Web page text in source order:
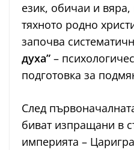
език, обичаи и вяра,
тяхното родно
започва
духа” –
подготовка за
След
биват изпращани в
империята –